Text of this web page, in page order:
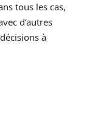
tous les cas,
d’autres
à